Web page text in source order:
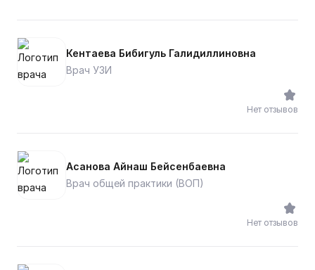
Кентаева Бибигуль Галидиллиновна
Врач УЗИ
Нет отзывов
Асанова Айнаш Бейсенбаевна
Врач общей практики (ВОП)
Нет отзывов